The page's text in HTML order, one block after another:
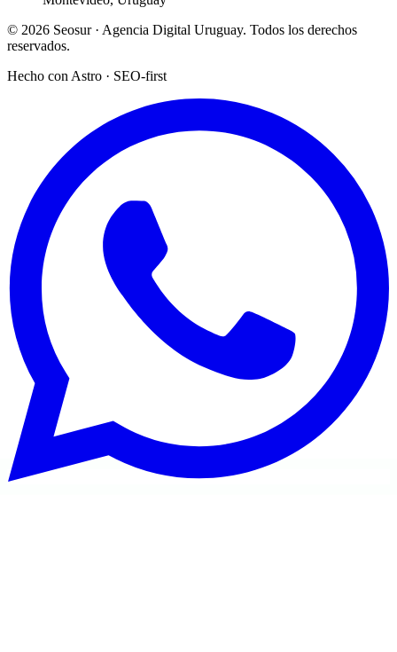
© 2026 Seosur · Agencia Digital Uruguay. Todos los derechos
reservados.
Hecho con Astro · SEO-first